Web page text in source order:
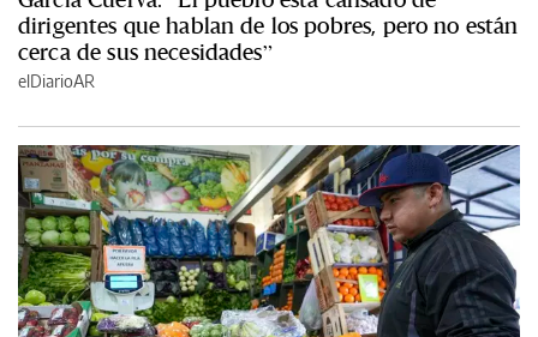
dirigentes que hablan de los pobres, pero no están
cerca de sus necesidades”
elDiarioAR